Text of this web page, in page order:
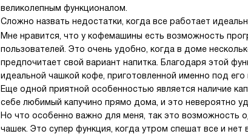
великолепным функционалом.
Сложно назвать недостатки, когда все работает
Мне нравится, что у кофемашины есть возможность
пользователей. Это очень удобно, когда в доме
предпочитает свой вариант напитка. Благодаря этой
идеальной чашкой кофе, приготовленной именно под его
Еще одной приятной особенностью является наличие
себе любимый капучино прямо дома, и это невероятно
Но что особенно важно для меня, так это возможность
чашек. Это супер функция, когда утром спешат все и нет